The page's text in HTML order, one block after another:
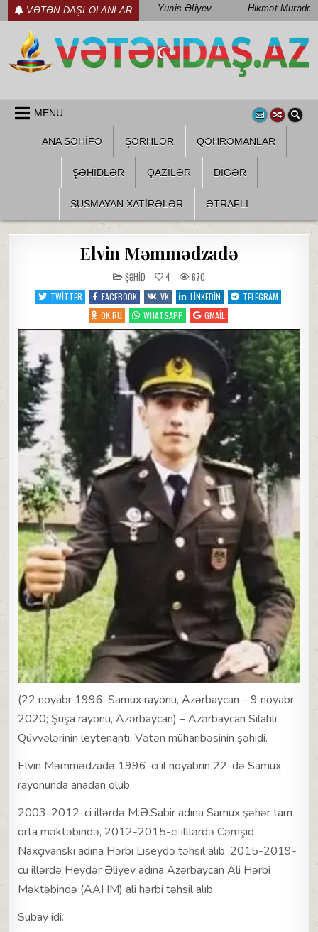
Skip
to
content
VƏTƏN DAŞI OLANLAR Yunis Əliyev Hikmət Muradov
MENU
ANA SƏHİFƏ ŞƏRHLƏR QƏHRƏMANLAR
ŞƏHIDLƏR QAZILƏR DIGƏR
SUSMAYAN XATİRƏLƏR ƏTRAFLI
Elvin Məmmədzadə
POSTED
IN
ŞƏHID 4
670
TWITTER
FACEBOOK VK LINKEDIN
TELEGRAM
OK.RU
WHATSAPP GMAIL
(22 noyabr 1996; Samux rayonu, Azərbaycan – 9 noyabr
2020; Şuşa rayonu, Azərbaycan) – Azərbaycan Silahlı
Qüvvələrinin leytenantı, Vətən müharibəsinin şəhidi.
Elvin Məmmədzadə 1996-cı il noyabrın 22-də Samux
rayonunda anadan olub.
2003-2012-ci illərdə M.Ə.Sabir adına Samux şəhər tam
orta məktəbində, 2012-2015-ci illlərdə Cəmşid
Naxçıvanski adına Hərbi Liseydə təhsil alıb. 2015-2019-
cu illərdə Heydər Əliyev adına Azərbaycan Ali Hərbi
Məktəbində (AAHM) ali hərbi təhsil alıb.
Subay idi.